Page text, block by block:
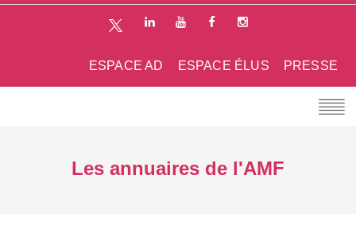
PRESSE
ESPACE ÉLUS
ESPACE AD
Les annuaires de l'AMF